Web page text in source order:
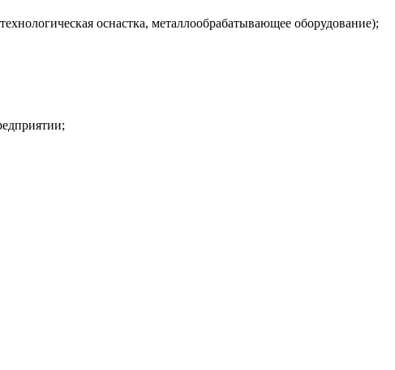
оснастка, металлообрабатывающее оборудование);